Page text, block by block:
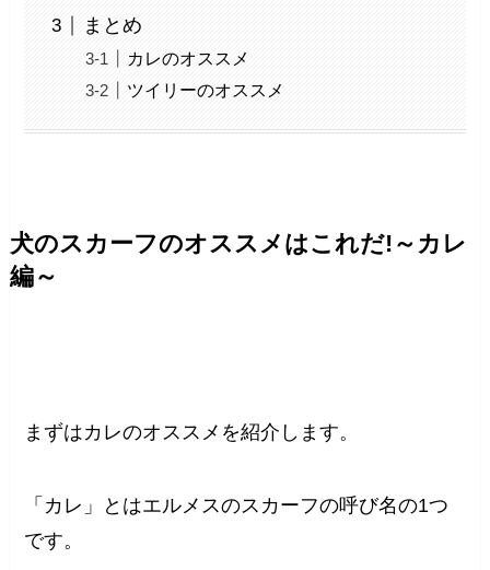
まとめ
カレのオススメ
ツイリーのオススメ
犬のスカーフのオススメはこれだ!～カレ
編～
まずはカレのオススメを紹介します。
「カレ」とはエルメスのスカーフの呼び名の1つ
です。